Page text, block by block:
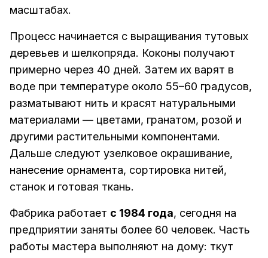
масштабах.
Процесс начинается с выращивания тутовых
деревьев и шелкопряда. Коконы получают
примерно через 40 дней. Затем их варят в
воде при температуре около 55–60 градусов,
разматывают нить и красят натуральными
материалами — цветами, гранатом, розой и
другими растительными компонентами.
Дальше следуют узелковое окрашивание,
нанесение орнамента, сортировка нитей,
станок и готовая ткань.
Фабрика работает с 1984 года, сегодня на
предприятии заняты более 60 человек. Часть
работы мастера выполняют на дому: ткут